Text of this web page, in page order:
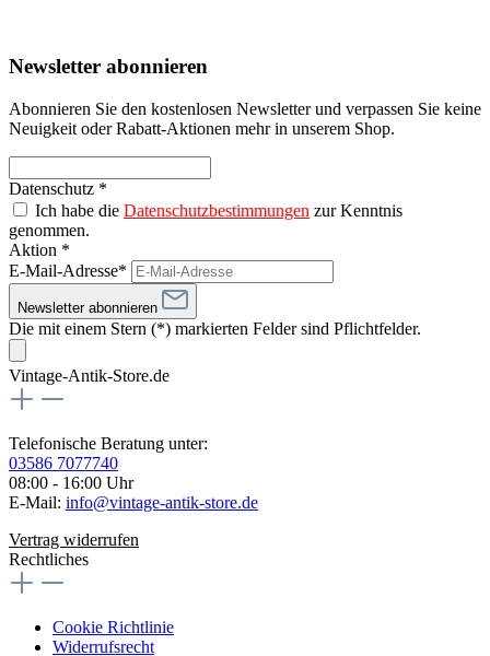
Newsletter abonnieren
Abonnieren Sie den kostenlosen Newsletter und verpassen Sie keine
Neuigkeit oder Rabatt-Aktionen mehr in unserem Shop.
Datenschutz *
Ich habe die Datenschutzbestimmungen zur Kenntnis
genommen.
Aktion *
E-Mail-Adresse*
Newsletter abonnieren
Die mit einem Stern (*) markierten Felder sind Pflichtfelder.
Vintage-Antik-Store.de
Telefonische Beratung unter:
03586 7077740
08:00 - 16:00 Uhr
E-Mail: info@vintage-antik-store.de
Vertrag widerrufen
Rechtliches
Cookie Richtlinie
Widerrufsrecht